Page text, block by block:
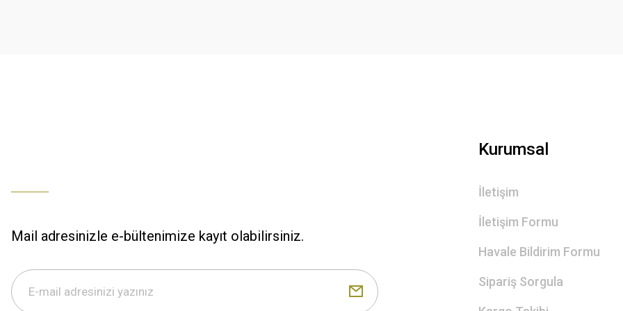
S... M... | 29/12/2025
Mail adresinizle e-bültenimize kayıt olabilirsiniz.
Kurumsal
İletişim
İletişim Formu
Havale Bildirim Formu
Sipariş Sorgula